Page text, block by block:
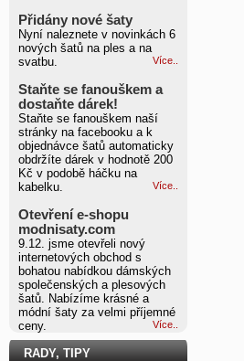
Přidány nové šaty
Nyní naleznete v novinkách 6
nových šatů na ples a na
svatbu.
Více..
Staňte se fanouškem a
dostaňte dárek!
Staňte se fanouškem naší
stránky na facebooku a k
objednávce šatů automaticky
obdržíte dárek v hodnotě 200
Kč v podobě háčku na
kabelku.
Více..
Otevření e-shopu
modnisaty.com
9.12. jsme otevřeli nový
internetových obchod s
bohatou nabídkou dámských
společenských a plesových
šatů. Nabízíme krásné a
módní šaty za velmi příjemné
ceny.
Více..
RADY, TIPY